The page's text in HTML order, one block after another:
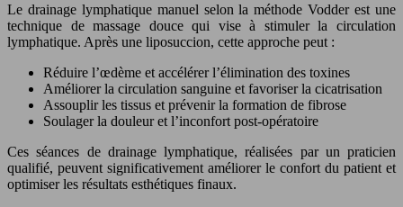
Le drainage lymphatique manuel selon la méthode Vodder est une
technique de massage douce qui vise à stimuler la circulation
lymphatique. Après une liposuccion, cette approche peut :
Réduire l’œdème et accélérer l’élimination des toxines
Améliorer la circulation sanguine et favoriser la cicatrisation
Assouplir les tissus et prévenir la formation de fibrose
Soulager la douleur et l’inconfort post-opératoire
Ces séances de drainage lymphatique, réalisées par un praticien
qualifié, peuvent significativement améliorer le confort du patient et
optimiser les résultats esthétiques finaux.